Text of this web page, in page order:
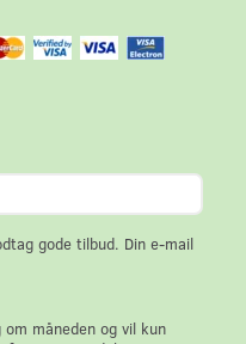
gode tilbud. Din e-mail
måneden og vil kun